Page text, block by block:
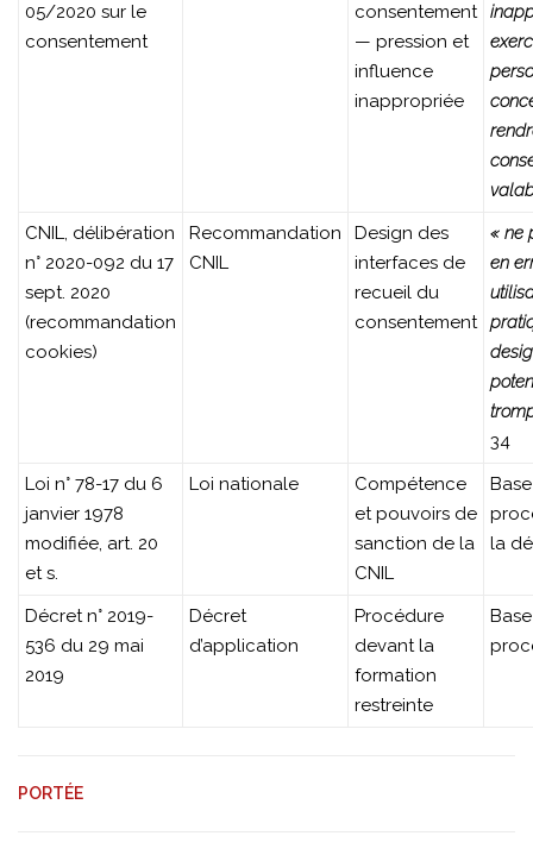
05/2020 sur le
consentement
consentement
— pression et
influence
inappropriée
CNIL, délibération
n° 2020-092 du 17
sept. 2020
(recommandation
cookies)
Recommandation
CNIL
Design des
interfaces de
recueil du
consentement
« ne
en
34
Loi n° 78-17 du 6
janvier 1978
modifiée, art. 20
et s.
Loi nationale
Compétence
et pouvoirs de
sanction de la
CNIL
Base
la
Décret n° 2019-
536 du 29 mai
2019
Décret
d’application
Procédure
devant la
formation
restreinte
Base
PORTÉE